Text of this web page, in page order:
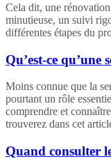
Cela dit, une
minutieuse, un suivi
différentes étapes du
Qu’est-ce qu’une
Moins connue que la
pourtant un rôle
comprendre et
trouverez dans cet
Quand consulter